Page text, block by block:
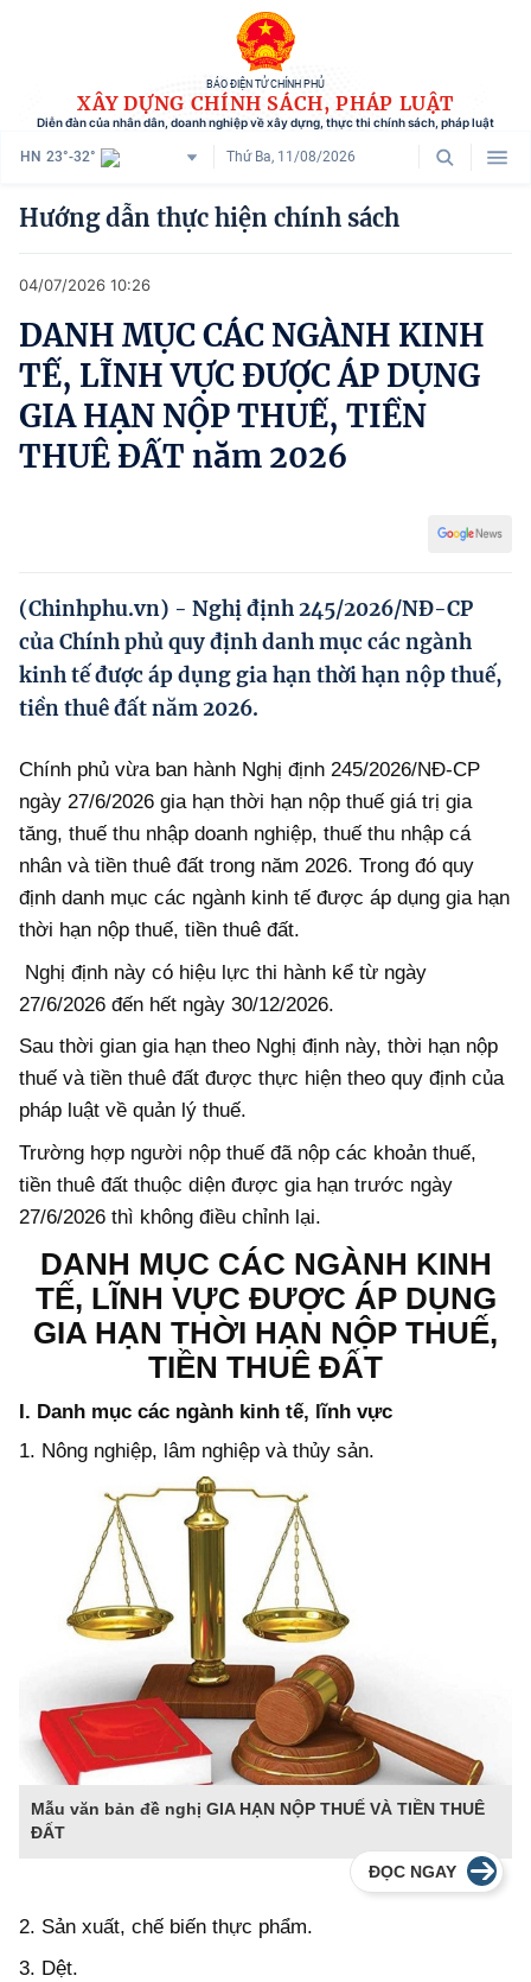
BÁO ĐIỆN TỬ CHÍNH PHỦ
XÂY DỰNG CHÍNH SÁCH, PHÁP LUẬT
Diễn đàn của nhân dân, doanh nghiệp về xây dựng, thực thi chính sách, pháp luật
HN 23°-32° Thứ Ba, 11/08/2026
Danh mục
Tham vấn chính sách
Người dân góp ý
Doanh nghiệp hiến kế
Phát triển kinh tế tư nhân và doanh nghiệp dân tộc
Ocop và chuỗi giá trị Nông sản
Kinh tế tư nhân
Video
Hướng dẫn thực hiện chính sách
04/07/2026 10:26
DANH MỤC CÁC NGÀNH KINH
TẾ, LĨNH VỰC ĐƯỢC ÁP DỤNG
GIA HẠN NỘP THUẾ, TIỀN
THUÊ ĐẤT năm 2026
(Chinhphu.vn) - Nghị định 245/2026/NĐ-CP
của Chính phủ quy định danh mục các ngành
kinh tế được áp dụng gia hạn thời hạn nộp thuế,
tiền thuê đất năm 2026.
Chính phủ vừa ban hành Nghị định 245/2026/NĐ-CP
ngày 27/6/2026 gia hạn thời hạn nộp thuế giá trị gia
tăng, thuế thu nhập doanh nghiệp, thuế thu nhập cá
nhân và tiền thuê đất trong năm 2026. Trong đó quy
định danh mục các ngành kinh tế được áp dụng gia hạn
thời hạn nộp thuế, tiền thuê đất.
Nghị định này có hiệu lực thi hành kể từ ngày
27/6/2026 đến hết ngày 30/12/2026.
Sau thời gian gia hạn theo Nghị định này, thời hạn nộp
thuế và tiền thuê đất được thực hiện theo quy định của
pháp luật về quản lý thuế.
Trường hợp người nộp thuế đã nộp các khoản thuế,
tiền thuê đất thuộc diện được gia hạn trước ngày
27/6/2026 thì không điều chỉnh lại.
DANH MỤC CÁC NGÀNH KINH
TẾ, LĨNH VỰC ĐƯỢC ÁP DỤNG
GIA HẠN THỜI HẠN NỘP THUẾ,
TIỀN THUÊ ĐẤT
I. Danh mục các ngành kinh tế, lĩnh vực
1. Nông nghiệp, lâm nghiệp và thủy sản.
Mẫu văn bản đề nghị GIA HẠN NỘP THUẾ VÀ TIỀN THUÊ
ĐẤT
ĐỌC NGAY
2. Sản xuất, chế biến thực phẩm.
3. Dệt.